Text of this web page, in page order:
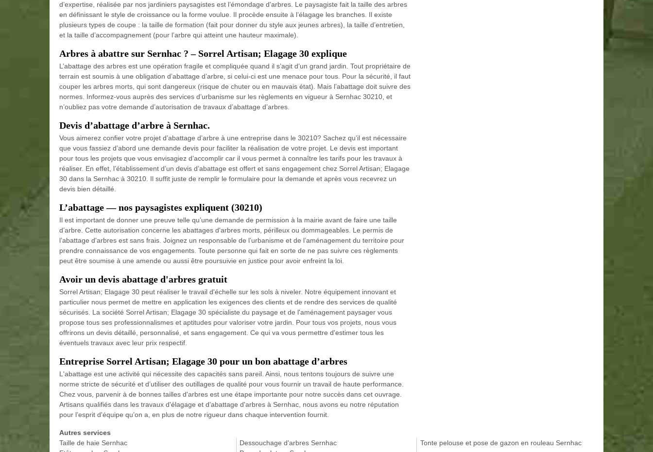
d’expertise, réalisée par nos jardiniers paysagistes est l’émondage d’arbres. Le paysagiste fait la taille des arbres
en définissant le style de croissance ou la forme voulue. Il procède ensuite à l’élagage les branches. Il existe
plusieurs types de coupe : la taille de formation (fait pour donner du style aux jeunes arbres), la taille d’entretien,
et la taille d’accompagnement (pour l’arbre qui atteint une hauteur maximale).
Arbres à abattre sur Sernhac ? – Sorrel Artisan; Elagage 30 explique
L’abattage des arbres est une opération fragile et compliquée quand il s’agit d’un grand jardin. Tout propriétaire de
terrain est soumis à une obligation d’abattage d’arbre, si celui-ci est une menace pour tous. Pour la sécurité, il faut
couper les arbres morts, qui sont dangereux (risque de chuter ou en mauvais état). Mais l’abattage doit suivre des
normes. Informez-vous auprès des services d’urbanisme sur les règlements en vigueur à Sernhac 30210, et
n’oubliez pas votre demande d’autorisation de travaux d’abattage d’arbres.
Devis d’abattage d’arbre à Sernhac.
Vous aimerez confier votre projet d’abattage d’arbre à une entreprise dans le 30210? Sachez qu’il est nécessaire
que vous fassiez d’abord une demande devis pour faciliter la réalisation de votre projet. Le devis est important
pour tous les projets que vous envisagiez d’accomplir car il vous permet à connaître les tarifs pour les travaux à
réaliser. En effet, l’établissement d’un devis d’abattage est offert et sans engagement chez Sorrel Artisan; Elagage
30 dans la Sernhac à 30210. Il suffit juste de remplir le formulaire pour la demande et après vous recevrez un
devis bien détaillé.
L’abattage — nos paysagistes expliquent (30210)
Il est important de donner une preuve telle qu’une demande de permission à la mairie avant de faire une taille
d’arbre. Cette autorisation concerne les abattages d'arbres morts, périlleux ou dommageables. Le permis de
l’abattage d'arbres est sans frais. Joignez un responsable de l’urbanisme et de l’aménagement du territoire pour
prendre connaissance de vos engagements. Toute personne qui fait en sorte de ne pas suivre ces règlements
peut être soumise à une amende ou aussi être poursuivie en justice pour avoir enfreint la loi.
Avoir un devis abattage d'arbres gratuit
Sorrel Artisan; Elagage 30 peut réaliser le travail d'échelle sur les sols à niveler. Notre équipement innovant et
particulier nous permet de mettre en application les exigences des clients et de rendre des services de qualité
sécurisés. La société Sorrel Artisan; Elagage 30 spécialiste du paysage et de l'aménagement paysager vous
propose tous ses professionnalismes et aptitudes pour valoriser votre jardin. Pour tous vos projets, nous vous
offrirons un devis détaillé, personnalisé, et sans engagement. Ce qui va vous permettre d'estimer tous les
éventuels travaux avec leur prix respectif.
Entreprise Sorrel Artisan; Elagage 30 pour un bon abattage d’arbres
L'abattage est une activité qui nécessite des capacités sans pareil. Ainsi, nous tentons toujours de suivre une
norme stricte de sécurité et d’utiliser des outillages de qualité pour vous fournir un travail de haute performance.
Chez vous, parvenir à de bonnes tailles d'arbres est une étape importante pour notre succès dans cet ouvrage.
Artisans qualifiés dans les travaux d'élagage et d’abattage d'arbres à Sernhac, nous avons eu notre réputation
pour l’esprit d'équipe qu’on a, en plus de notre rigueur dans chaque intervention fournit.
Autres services
Taille de haie Sernhac
Dessouchage d'arbres Sernhac
Tonte pelouse et pose de gazon en rouleau Sernhac